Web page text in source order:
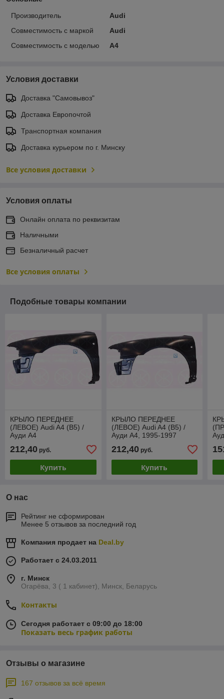
Производитель
Audi
Совместимость с маркой
Audi
Совместимость с моделью
A4
Условия доставки
Доставка "Самовывоз"
Доставка Европочтой
Транспортная компания
Доставка курьером по г. Минску
Все условия доставки
Условия оплаты
Онлайн оплата по реквизитам
Наличными
Безналичный расчет
Все условия оплаты
Подобные товары компании
КРЫЛО ПЕРЕДНЕЕ
(ЛЕВОЕ) Audi A4 (B5) /
Ауди А4
212,40 руб.
Купить
КРЫЛО ПЕРЕДНЕЕ
(ЛЕВОЕ) Audi A4 (B5) /
Ауди А4, 1995-1997
212,40руб.
Купить
О нас
Рейтинг не сформирован
Менее 5 отзывов за последний год
Компания продает на Deal.by
Работает с 24.03.2011
г. Минск
Огарёва, 3 ( 1 кабинет), Минск, Беларусь
Контакты
Сегодня работает с 09:00 до 18:00
Показать весь график работы
Отзывы о магазине
167 отзывов за всё время